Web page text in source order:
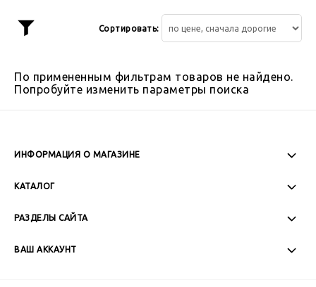
Сортировать:
По примененным фильтрам товаров не найдено.
Попробуйте изменить параметры поиска
ИНФОРМАЦИЯ О МАГАЗИНЕ
Сб-Вс: Выходной
КАТАЛОГ
РАЗДЕЛЫ САЙТА
ВАШ АККАУНТ